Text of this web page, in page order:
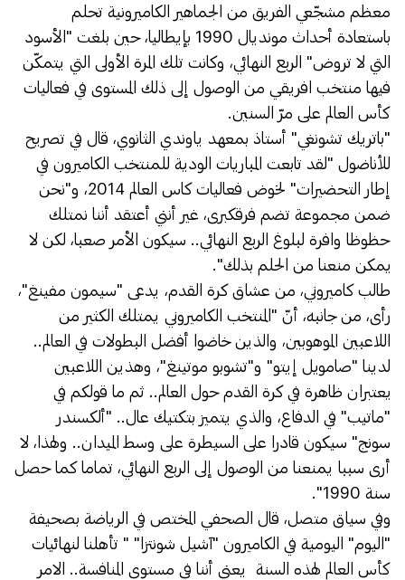
معظم مشجّعي الفريق من الجماهير الكاميرونية تحلم
باستعادة أحداث مونديال 1990 بإيطاليا، حين بلغت "الأسود
التي لا تروض" الربع النهائي، وكانت تلك المرة الأولى التي يتمكّن
فيها منتخب افريقي من الوصول إلى ذلك المستوى في فعاليات
كأس العالم على مرّ السنين.
"باتريك تشونغي" أستاذ بمعهد ياوندي الثانوي، قال في تصريح
للأناضول "لقد تابعت المباريات الودية للمنتخب الكاميرون في
إطار التحضيرات" لخوض فعاليات كاس العالم 2014، و"نحن
ضمن مجموعة تضم فرقكبرى، غير أنني أعتقد أننا نمتلك
حظوظا وافرة لبلوغ الربع النهائي.. سيكون الأمر صعبا، لكن لا
يمكن منعنا من الحلم بذلك".
طالب كاميروني، من عشاق كرة القدم، يدعى "سيمون مفينغ"،
رأى، من جانبه، أنّ "المنتخب الكاميروني يمتلك الكثير من
اللاعبين الموهوبين، والذين خاضوا أفضل البطولات في العالم..
لدينا "صامويل إيتو" و"تشوبو موتينغ"، وهذين اللاعبين
يعتبران ظاهرة في كرة القدم حول العالم.. ثم ما قولكم في
"ماتيب" في الدفاع، والذي يتميز بتكتيك عال.. "ألكسندر
سونج" سيكون قادرا على السيطرة على وسط الميدان.. ولهذا، لا
أرى سببا يمنعنا من الوصول إلى الربع النهائي، تماما كما حصل
سنة 1990".
وفي سياق متصل، قال الصحفي المختص في الرياضة بصحيفة
"اليوم" اليومية في الكاميرون "آشيل شونتزا" " تأهلنا لنهائيات
كأس العالم لهذه السنة يعني أننا في مستوى المنافسة.. الامر